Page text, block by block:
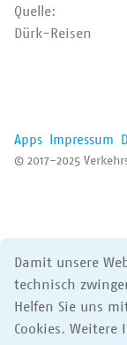
Quelle:
Dürk-Reisen
Damit unsere
technisch
Helfen Sie uns
Cookies.
Apps Impressum
© 2017-2025